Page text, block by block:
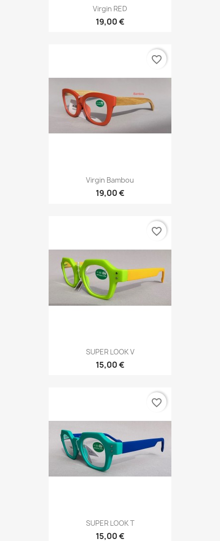
Virgin RED
19,00 €
Virgin Bambou
19,00 €
favorite_border
SUPER LOOK V
15,00 €
favorite_border
SUPER LOOK T
15,00 €
favorite_border